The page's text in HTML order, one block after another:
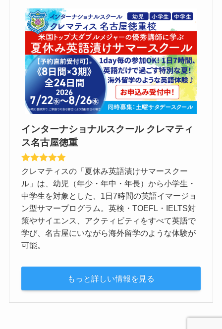
インターナショナルスクール クレマティ
ス名古屋徳重
クレマティスの「夏休み英語漬けサマースクー
ル」は、幼児（年少・年中・年長）から小学生・
中学生を対象とした、1日7時間の英語イマージョ
ン型サマープログラム。英検・TOEFL・IELTS対
策やサイエンス、アクティビティをすべて英語で
学び、名古屋にいながら海外留学のような体験が
可能。
もっと詳しい情報を見る